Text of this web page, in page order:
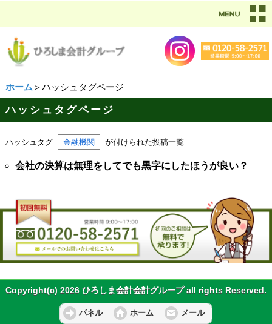
ホーム ＞ハッシュタグページ
ハッシュタグページ
ハッシュタグ 金融機関 が付けられた投稿一覧
会社の決算は無理をしてでも黒字にしたほうが良い？
Copyright(c) 2026 ひろしま会計会計グループ all rights Reserved.
パネル ホーム メール